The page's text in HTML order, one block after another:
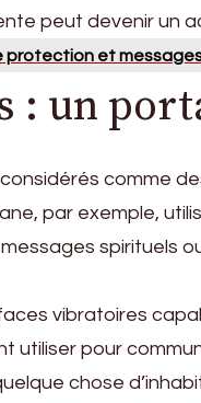
peut devenir un
protection et
un
comme
par exemple,
spirituels
vibratoires
pour
chose